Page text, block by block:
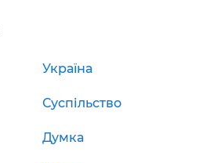
Україна
Суспільство
Думка